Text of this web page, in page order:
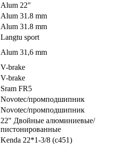
Alum 22"
Alum 31.8 mm
Alum 31.8 mm
Langtu sport
Alum 31,6 mm
V-brake
V-brake
Sram FR5
Novotec/промподшипник
Novotec/промподшипник
22" Двойные алюминиевые/
пистонированные
Kenda 22*1-3/8 (c451)